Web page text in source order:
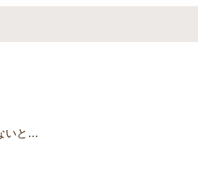
いと…